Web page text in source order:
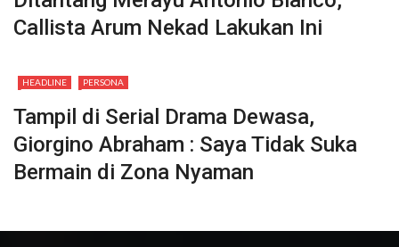
Callista Arum Nekad Lakukan Ini
HEADLINE PERSONA
Tampil di Serial Drama Dewasa,
Giorgino Abraham : Saya Tidak Suka
Bermain di Zona Nyaman